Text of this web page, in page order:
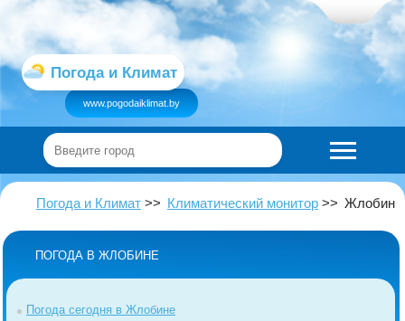
Погода и Климат
www.pogodaiklimat.by
Погода и Климат Климатический монитор Жлобин
ПОГОДА В ЖЛОБИНЕ
Погода сегодня в Жлобине